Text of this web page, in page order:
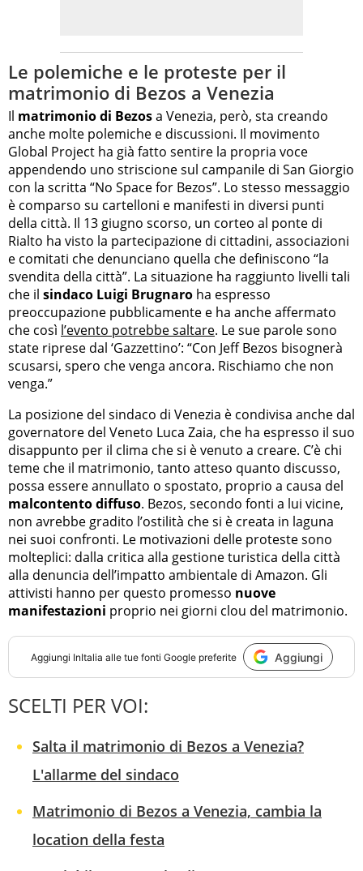
Le polemiche e le proteste per il
matrimonio di Bezos a Venezia
Il matrimonio di Bezosa Venezia, però, sta creando
anche molte polemiche e discussioni. Il movimento
Global Project ha già fatto sentire la propria voce
appendendo uno striscione sul campanile di San Giorgio
con la scritta “No Space for Bezos”. Lo stesso messaggio
è comparso su cartelloni e manifesti in diversi punti
della città. Il 13 giugno scorso, un corteo al ponte di
Rialto ha visto la partecipazione di cittadini, associazioni
e comitati che denunciano quella che definiscono “la
svendita della città”. La situazione ha raggiunto livelli tali
che il sindaco Luigi Brugnaro ha espresso
preoccupazione pubblicamente e ha anche affermato
che così l’evento potrebbe saltare. Le sue parole sono
state riprese dal ‘Gazzettino’: “Con Jeff Bezos bisognerà
scusarsi, spero che venga ancora. Rischiamo che non
venga.”
La posizione del sindaco di Venezia è condivisa anche dal
governatore del Veneto Luca Zaia, che ha espresso il suo
disappunto per il clima che si è venuto a creare. C’è chi
teme che il matrimonio, tanto atteso quanto discusso,
possa essere annullato o spostato, proprio a causa del
malcontento diffuso. Bezos, secondo fonti a lui vicine,
non avrebbe gradito l’ostilità che si è creata in laguna
nei suoi confronti. Le motivazioni delle proteste sono
molteplici: dalla critica alla gestione turistica della città
alla denuncia dell’impatto ambientale di Amazon. Gli
attivisti hanno per questo promesso nuove
manifestazioni proprio nei giorni clou del matrimonio.
Aggiungi InItalia alle tue fonti Google preferite Aggiungi
SCELTI PER VOI:
Salta il matrimonio di Bezos a Venezia?
L'allarme del sindaco
Matrimonio di Bezos a Venezia, cambia la
location della festa